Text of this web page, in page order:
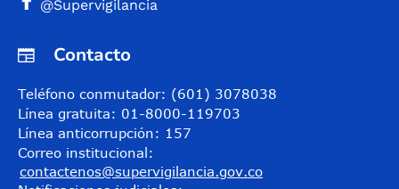
@Supervigilancia
Contacto
Teléfono conmutador: (601) 3078038
Línea gratuita: 01-8000-119703
Línea anticorrupción: 157
Correo institucional:
contactenos@supervigilancia.gov.co